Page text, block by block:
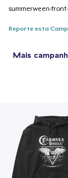
summerween-
Reporte esta
Mais